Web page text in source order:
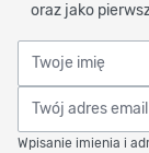
oraz jako
Twoje imię
Twój adres email
Wpisanie imienia i